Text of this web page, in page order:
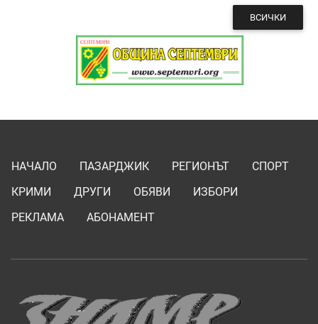
ВСИЧКИ
НАЧАЛО ПАЗАРДЖИК РЕГИОНЪТ
СПОРТ
КРИМИ
ДРУГИ ОБЯВИ
ИЗБОРИ
РЕКЛАМА
АБОНАМЕНТ